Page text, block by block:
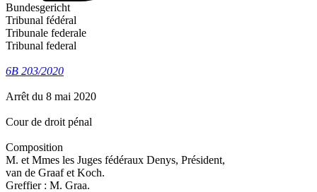
Bundesgericht
Tribunal fédéral
Tribunale federale
Tribunal federal
6B 203/2020
Arrêt du 8 mai 2020
Cour de droit pénal
Composition
M. et Mmes les Juges fédéraux Denys, Président,
van de Graaf et Koch.
Greffier : M. Graa.